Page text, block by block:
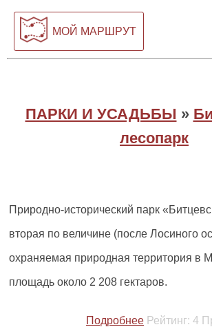
МОЙ МАРШРУТ
ПАРКИ И УСАДЬБЫ »
лесопарк
Природно-исторический парк
вторая по величине (после Лосиного
охраняемая природная территория в
площадь около 2 208 гектаров.
Подробнее Рейтинг: 4